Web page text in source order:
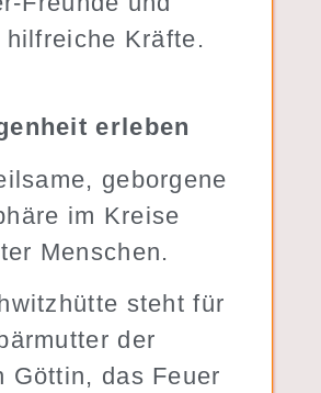
hilfreiche Kräfte.
erleben
geborgene
im Kreise
Menschen.
steht für
der
Göttin, das Feuer